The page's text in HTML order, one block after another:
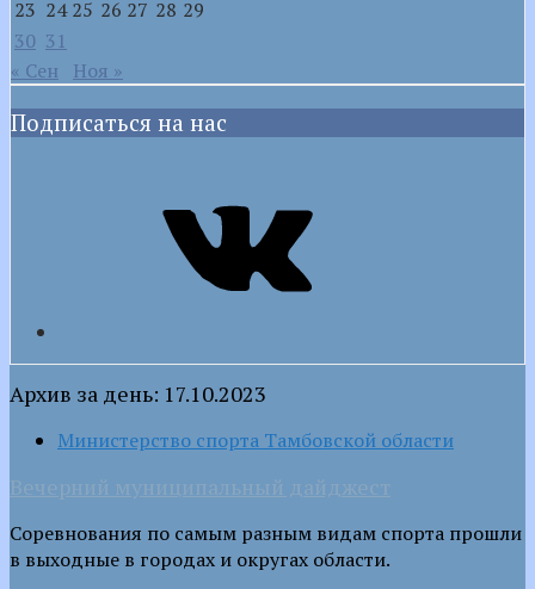
23 24 25 26 27 28 29
30 31
« Сен
Ноя »
Подписаться на нас
Архив за день: 17.10.2023
Министерство спорта Тамбовской области
Вечерний муниципальный дайджест
Соревнования по самым разным видам спорта прошли
в выходные в городах и округах области.